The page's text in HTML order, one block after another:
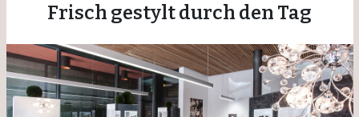
Frisch gestylt durch den Tag